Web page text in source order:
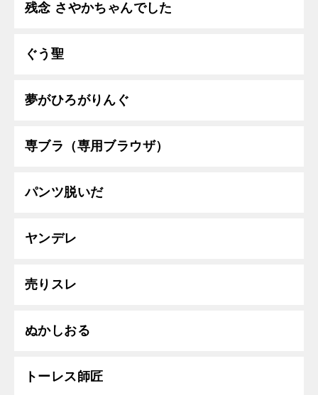
残念 さやかちゃんでした
ぐう聖
夢がひろがりんぐ
専ブラ（専用ブラウザ）
パンツ脱いだ
ヤンデレ
売りスレ
ぬかしおる
トーレス師匠